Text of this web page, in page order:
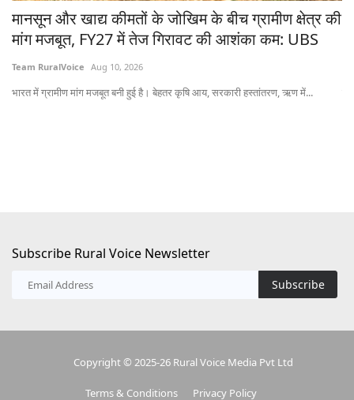
मानसून और खाद्य कीमतों के जोखिम के बीच ग्रामीण क्षेत्र की
मांग मजबूत, FY27 में तेज गिरावट की आशंका कम: UBS
Team RuralVoice Aug 10, 2026
भारत में ग्रामीण मांग मजबूत बनी हुई है। बेहतर कृषि आय, सरकारी हस्तांतरण, ऋण में...
Subscribe Rural Voice Newsletter
Subscribe
Copyright © 2025-26 Rural Voice Media Pvt Ltd
Terms & Conditions Privacy Policy